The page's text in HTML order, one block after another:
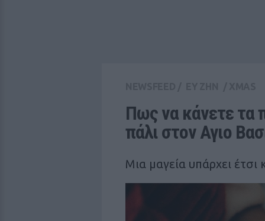
Πως να κάνετε τα
πάλι στον Αγιο
Μια μαγεία υπάρχει έτσι